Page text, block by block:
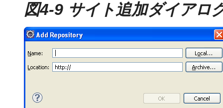
図4-9 サイト追加ダイアロ